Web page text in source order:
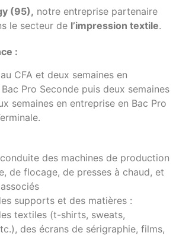
(95), notre entreprise partenaire
le secteur de l’impression textile.
:
CFA et deux semaines en
Pro Seconde puis deux semaines
semaines en entreprise en Bac Pro
des machines de production
de flocage, de presses à chaud, et
supports et des matières :
textiles (t-shirts, sweats,
des écrans de sérigraphie, films,